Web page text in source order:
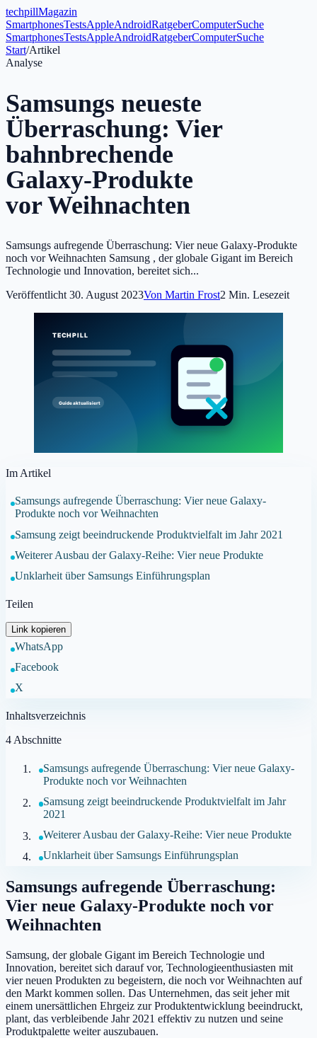
techpillMagazin
SmartphonesTestsAppleAndroidRatgeberComputerSuche
SmartphonesTestsAppleAndroidRatgeberComputerSuche
Start/Artikel
Analyse
Samsungs neueste
Überraschung: Vier
bahnbrechende
Galaxy-Produkte
vor Weihnachten
Samsungs aufregende Überraschung: Vier neue Galaxy-Produkte
noch vor Weihnachten Samsung , der globale Gigant im Bereich
Technologie und Innovation, bereitet sich...
Veröffentlicht 30. August 2023Von Martin Frost2 Min. Lesezeit
Im Artikel
Samsungs aufregende Überraschung: Vier neue Galaxy-
Produkte noch vor Weihnachten
Samsung zeigt beeindruckende Produktvielfalt im Jahr 2021
Weiterer Ausbau der Galaxy-Reihe: Vier neue Produkte
Unklarheit über Samsungs Einführungsplan
Teilen
Link kopieren
WhatsApp
Facebook
X
Inhaltsverzeichnis
4 Abschnitte
Samsungs aufregende Überraschung: Vier neue Galaxy-
Produkte noch vor Weihnachten
Samsung zeigt beeindruckende Produktvielfalt im Jahr
2021
Weiterer Ausbau der Galaxy-Reihe: Vier neue Produkte
Unklarheit über Samsungs Einführungsplan
Samsungs aufregende Überraschung:
Vier neue Galaxy-Produkte noch vor
Weihnachten
Samsung, der globale Gigant im Bereich Technologie und
Innovation, bereitet sich darauf vor, Technologieenthusiasten mit
vier neuen Produkten zu begeistern, die noch vor Weihnachten auf
den Markt kommen sollen. Das Unternehmen, das seit jeher mit
einem unersättlichen Ehrgeiz zur Produktentwicklung beeindruckt,
plant, das verbleibende Jahr 2021 effektiv zu nutzen und seine
Produktpalette weiter auszubauen.